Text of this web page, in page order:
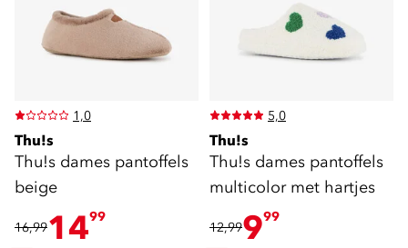
1,0
Thu!s
Thu!s dames pantoffels
beige
16,991499
5,0
Thu!s
Thu!s dames pantoffels
multicolor met hartjes
12,99999